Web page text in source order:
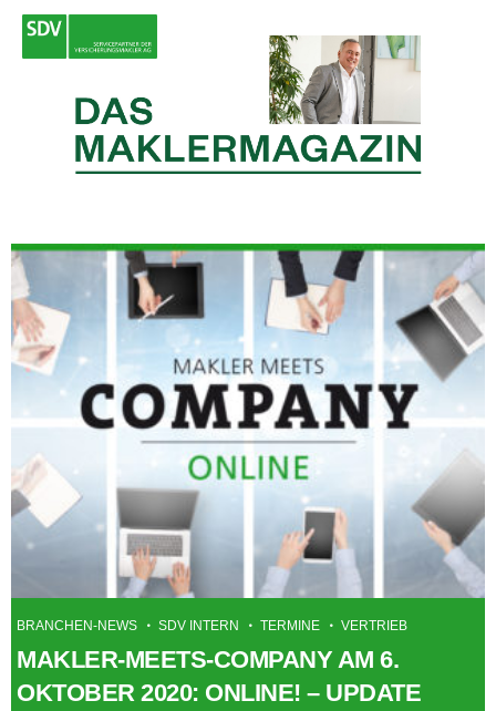
BRANCHEN-NEWS SDV INTERN TERMINE VERTRIEB
MAKLER-MEETS-COMPANY AM 6.
OKTOBER 2020: ONLINE! – UPDATE